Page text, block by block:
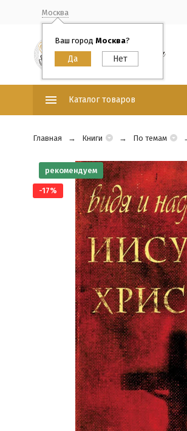
Москва
Ваш город Москва?
Каталог товаров
Главная Книги По темам
рекомендуем
-17%